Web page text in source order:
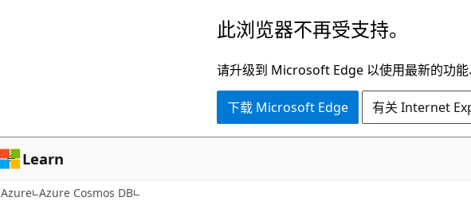
容
此浏览器不再受支持。
请升级到 Microsoft Edge 以使用最新的功能
下载 Microsoft Edge 有关 Internet
Learn
Azure Azure Cosmos DB